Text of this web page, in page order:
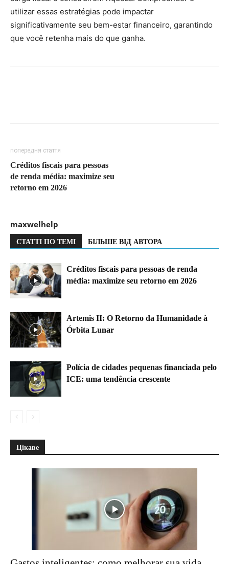
utilizar essas estratégias pode impactar
significativamente seu bem-estar financeiro, garantindo
que você retenha mais do que ganha.
попередня стаття
Créditos fiscais para pessoas
de renda média: maximize seu
retorno em 2026
maxwelhelp
СТАТТІ ПО ТЕМІ БІЛЬШЕ ВІД АВТОРА
Créditos fiscais para pessoas de renda
média: maximize seu retorno em 2026
Artemis II: O Retorno da Humanidade à
Órbita Lunar
Polícia de cidades pequenas financiada pelo
ICE: uma tendência crescente
Цікаве